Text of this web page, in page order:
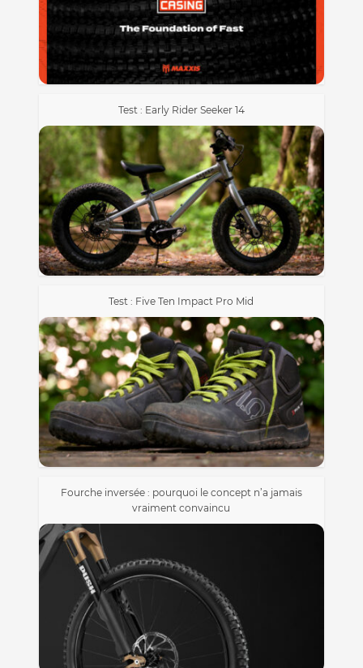
Test : Early Rider Seeker 14
Test : Five Ten Impact Pro Mid
Fourche inversée : pourquoi le concept n’a jamais
vraiment convaincu